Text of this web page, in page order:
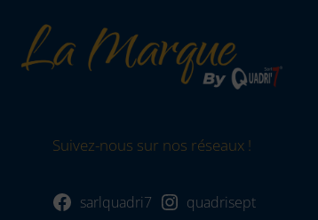
Suivez-nous sur nos réseaux !
sarlquadri7 quadrisept